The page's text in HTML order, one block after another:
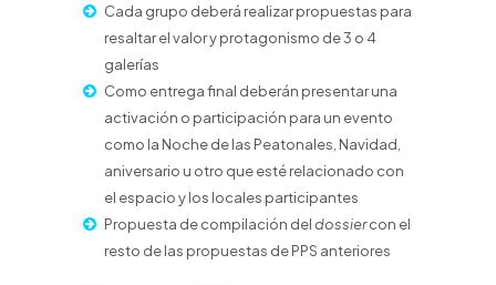
Cada grupo deberá realizar propuestas para
resaltar el valor y protagonismo de 3 o 4
galerías
Como entrega final deberán presentar una
activación o participación para un evento
como la Noche de las Peatonales, Navidad,
aniversario u otro que esté relacionado con
el espacio y los locales participantes
Propuesta de compilación deldossiercon el
resto de las propuestas de PPS anteriores